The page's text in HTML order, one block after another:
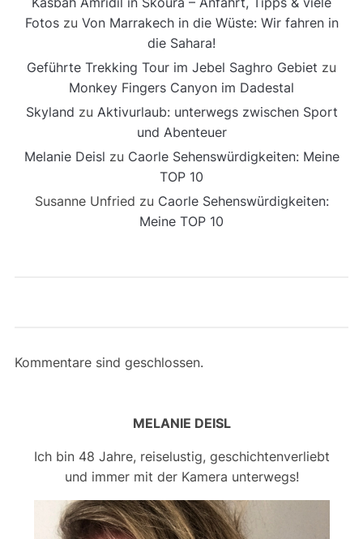
Fotoszu Von Marrakech in die Wüste: Wir fahren in
die Sahara!
Geführte Trekking Tour im Jebel Saghro Gebiet zu
Monkey Fingers Canyon im Dadestal
Skyland zu Aktivurlaub: unterwegs zwischen Sport
und Abenteuer
Melanie Deisl zu Caorle Sehenswürdigkeiten: Meine
TOP 10
Susanne Unfried zu Caorle Sehenswürdigkeiten:
Meine TOP 10
Kommentare sind geschlossen.
MELANIE DEISL
Ich bin 48 Jahre, reiselustig, geschichtenverliebt
und immer mit der Kamera unterwegs!